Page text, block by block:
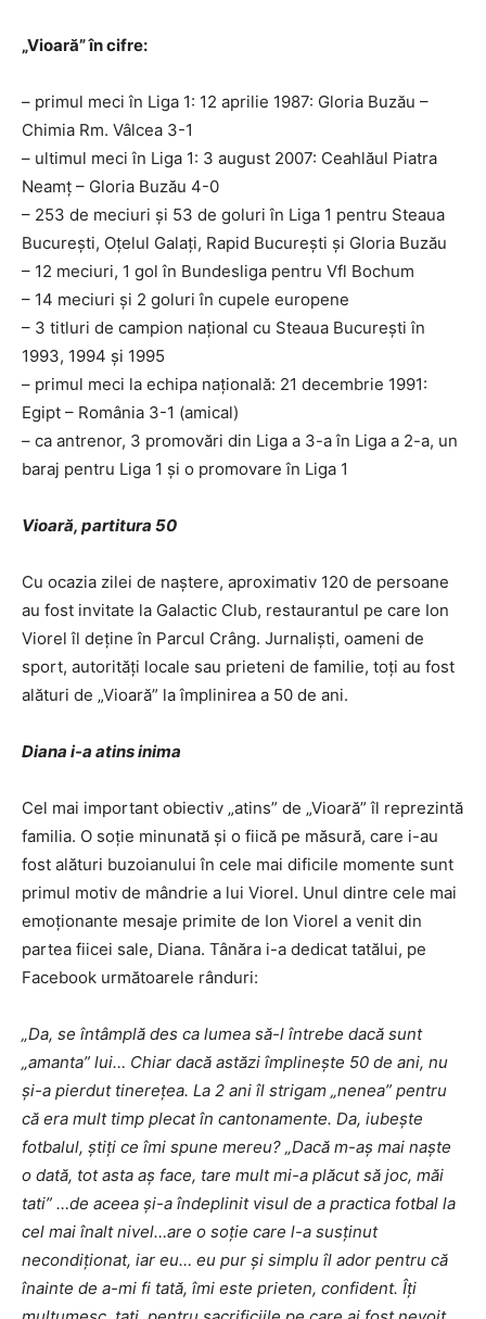
„Vioară” în cifre:
– primul meci în Liga 1: 12 aprilie 1987: Gloria Buzău –
Chimia Rm. Vâlcea 3-1
– ultimul meci în Liga 1: 3 august 2007: Ceahlăul Piatra
Neamţ – Gloria Buzău 4-0
– 253 de meciuri şi 53 de goluri în Liga 1 pentru Steaua
Bucureşti, Oţelul Galaţi, Rapid Bucureşti şi Gloria Buzău
– 12 meciuri, 1 gol în Bundesliga pentru Vfl Bochum
– 14 meciuri şi 2 goluri în cupele europene
– 3 titluri de campion naţional cu Steaua Bucureşti în
1993, 1994 şi 1995
– primul meci la echipa naţională: 21 decembrie 1991:
Egipt – România 3-1 (amical)
– ca antrenor, 3 promovări din Liga a 3-a în Liga a 2-a, un
baraj pentru Liga 1 şi o promovare în Liga 1
Vioară, partitura 50
Cu ocazia zilei de naştere, aproximativ 120 de persoane
au fost invitate la Galactic Club, restaurantul pe care Ion
Viorel îl deţine în Parcul Crâng. Jurnalişti, oameni de
sport, autorităţi locale sau prieteni de familie, toţi au fost
alături de „Vioară” la împlinirea a 50 de ani.
Diana i-a atins inima
Cel mai important obiectiv „atins” de „Vioară” îl reprezintă
familia. O soţie minunată şi o fiică pe măsură, care i-au
fost alături buzoianului în cele mai dificile momente sunt
primul motiv de mândrie a lui Viorel. Unul dintre cele mai
emoţionante mesaje primite de Ion Viorel a venit din
partea fiicei sale, Diana. Tânăra i-a dedicat tatălui, pe
Facebook următoarele rânduri:
„Da, se întâmplă des ca lumea să-l întrebe dacă sunt
„amanta” lui… Chiar dacă astăzi împlineşte 50 de ani, nu
şi-a pierdut tinereţea. La 2 ani îl strigam „nenea” pentru
că era mult timp plecat în cantonamente. Da, iubeşte
fotbalul, ştiţi ce îmi spune mereu? „Dacă m-aş mai naşte
o dată, tot asta aş face, tare mult mi-a plăcut să joc, măi
tati” …de aceea şi-a îndeplinit visul de a practica fotbal la
cel mai înalt nivel…are o soţie care l-a susţinut
necondiţionat, iar eu… eu pur şi simplu îl ador pentru că
înainte de a-mi fi tată, îmi este prieten, confident. Îţi